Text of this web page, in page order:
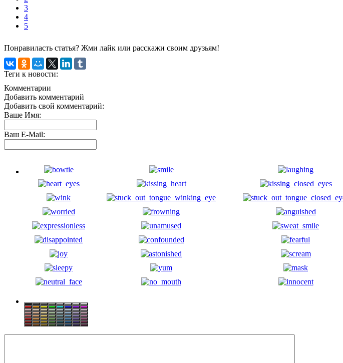
3
4
5
Понравиласть статья? Жми лайк или расскажи своим друзьям!
Теги к новости:
Комментарии
Добавить комментарий
Добавить свой комментарий:
Ваше Имя:
Ваш E-Mail: